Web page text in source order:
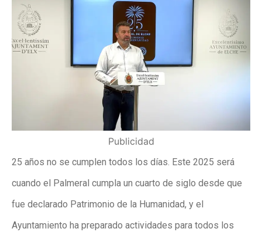
Publicidad
25 años no se cumplen todos los días. Este 2025 será
cuando el Palmeral cumpla un cuarto de siglo desde que
fue declarado Patrimonio de la Humanidad, y el
Ayuntamiento ha preparado actividades para todos los